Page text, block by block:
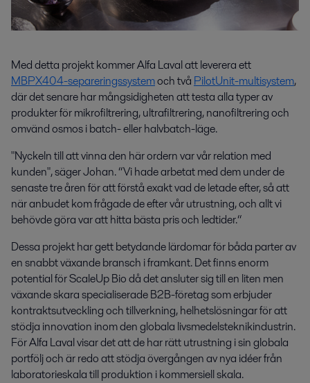
Med detta projekt kommer Alfa Laval att leverera ett
MBPX404-separeringssystemoch två PilotUnit-multisystem,
där det senare har mångsidigheten atttesta alla typer av
produkter för mikrofiltrering, ultrafiltrering, nanofiltrering och
omvänd osmos i batch- eller halvbatch-läge.
"Nyckeln till att vinna den här ordern var vår relation med
kunden", säger Johan. “Vi hade arbetat med dem under de
senaste tre åren för att förstå exakt vad de letade efter, så att
när anbudet kom frågade de efter vår utrustning, och allt vi
behövde göra var att hitta bästa pris och ledtider.“
Dessa projekt har gett betydande lärdomar för båda parter av
en snabbt växande bransch i framkant. Det finns enorm
potential för ScaleUp Bio då det ansluter sig till en liten men
växande skara specialiserade B2B-företag som erbjuder
kontraktsutveckling och tillverkning, helhetslösningar för att
stödja innovation inom den globala livsmedelsteknikindustrin.
För Alfa Laval visar det att de har rätt utrustning i sin globala
portfölj och är redo att stödja övergången av nya idéer från
laboratorieskala till produktion i kommersiell skala.